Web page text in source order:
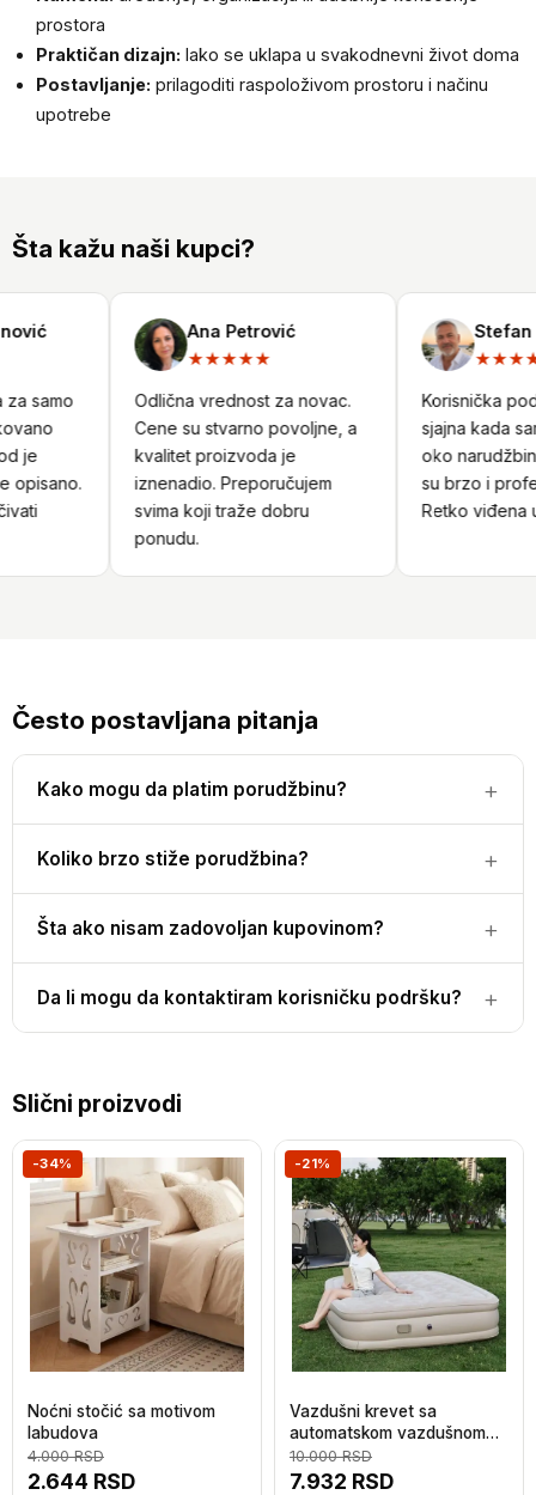
prostora
Praktičan dizajn: lako se uklapa u svakodnevni život doma
Postavljanje: prilagoditi raspoloživom prostoru i načinu
upotrebe
Šta kažu naši kupci?
samo
je
Ana Petrović
★★★★★
Odlična vrednost za novac.
Cene su stvarno povoljne, a
kvalitet proizvoda je
iznenadio. Preporučujem
svima koji traže dobru
ponudu.
Stefan
Korisnička
sjajna kada
oko
su brzo i
Retko viđena
Često postavljana pitanja
Kako mogu da platim porudžbinu?
Koliko brzo stiže porudžbina?
Šta ako nisam zadovoljan kupovinom?
Da li mogu da kontaktiram korisničku podršku?
Slični proizvodi
-34%
Noćni stočić sa motivom
labudova
2.644 RSD
4.000RSD
-21%
Vazdušni krevet sa
automatskom vazdušnom
pumpom - Leedsooy -
200x150x40 cm
7.932 RSD
10.000RSD